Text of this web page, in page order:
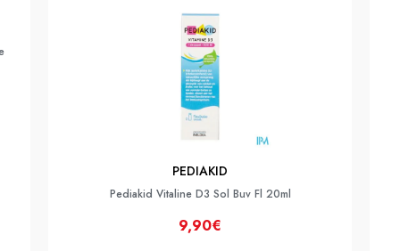
PEDIAKID
Pediakid Vitaline D3 Sol Buv Fl 20ml
9,90€